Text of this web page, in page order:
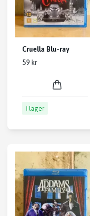
Cruella Blu-ray
59 kr
I lager